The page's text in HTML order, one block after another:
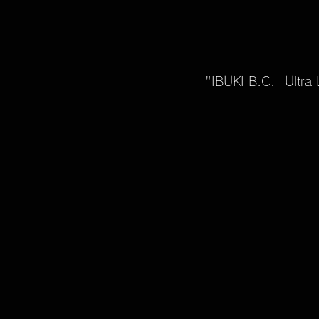
"IBUKI B.C. -Ultra